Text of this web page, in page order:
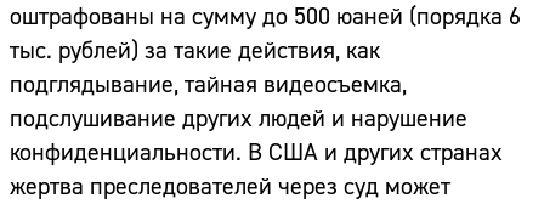
оштрафованы на сумму до 500 юаней (порядка 6
тыс. рублей) за такие действия, как
подглядывание, тайная видеосъемка,
подслушивание других людей и нарушение
конфиденциальности. В США и других странах
жертва преследователей через суд может